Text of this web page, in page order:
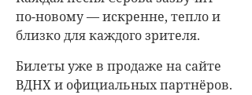
по-новому — искренне, тепло и
близко для каждого зрителя.
Билеты уже в продаже на сайте
ВДНХ и официальных партнёров.